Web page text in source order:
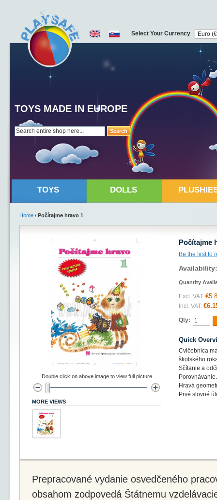
Search
TOYS MADE IN EUROPE
Select Your Currency
TOYS DOLLS
Home / Počítajme hravo 1
Počítajme
Be the first to
Quantity
Excl. VAT:
Incl. VAT:
Qty:
Quick
Cvičebnica
školského
Sčítanie a
Hravá
Prvé slovné
Double click on above image to view full picture
MORE VIEWS
Prepracované vydanie osvedčeného
obsahom zodpovedá Štátnemu